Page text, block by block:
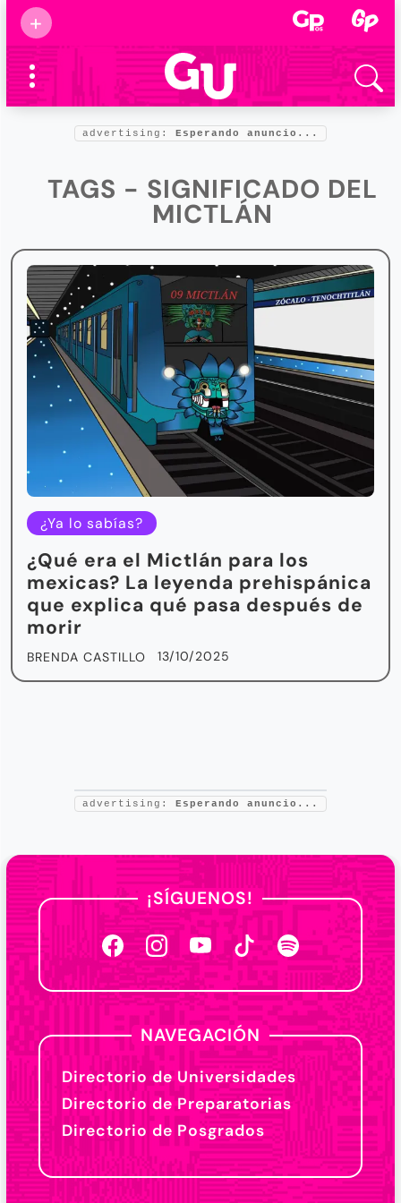
+
Supermamás
2025
Marcas de
confianza
Foro salud
advertising: Esperando anuncio...
TAGS - SIGNIFICADO DEL
MICTLÁN
¿Ya lo sabías?
¿Qué era el Mictlán para los
mexicas? La leyenda prehispánica
que explica qué pasa después de
morir
BRENDA CASTILLO 13/10/2025
advertising: Esperando anuncio...
¡SÍGUENOS!
NAVEGACIÓN
Directorio de Universidades
Directorio de Preparatorias
Directorio de Posgrados